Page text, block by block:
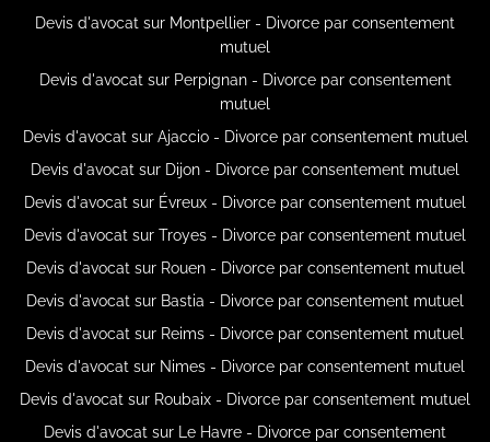
Devis d'avocat sur Montpellier - Divorce par consentement
mutuel
Devis d'avocat sur Perpignan - Divorce par consentement
mutuel
Devis d'avocat sur Ajaccio - Divorce par consentement mutuel
Devis d'avocat sur Dijon - Divorce par consentement mutuel
Devis d'avocat sur Évreux - Divorce par consentement mutuel
Devis d'avocat sur Troyes - Divorce par consentement mutuel
Devis d'avocat sur Rouen - Divorce par consentement mutuel
Devis d'avocat sur Bastia - Divorce par consentement mutuel
Devis d'avocat sur Reims - Divorce par consentement mutuel
Devis d'avocat sur Nimes - Divorce par consentement mutuel
Devis d'avocat sur Roubaix - Divorce par consentement mutuel
Devis d'avocat sur Le Havre - Divorce par consentement